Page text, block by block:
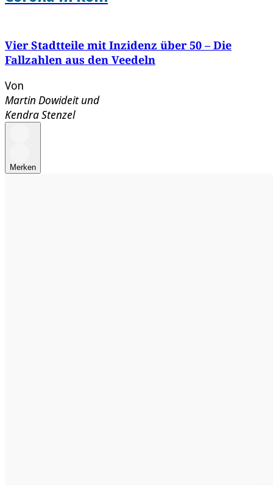
Vier Stadtteile mit Inzidenz über 50 – Die
Fallzahlen aus den Veedeln
Von
Martin Dowideitund
Kendra Stenzel
Merken